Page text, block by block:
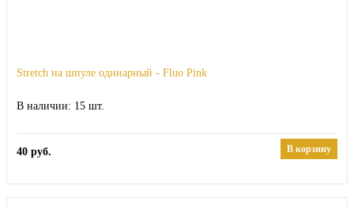
Stretch на шпуле одинарный - Fluo Pink
15
40 руб. В корзину